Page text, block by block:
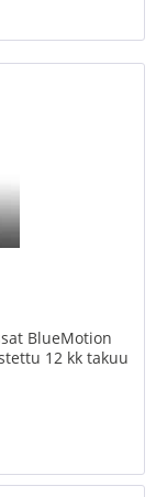
BlueMotion
12 kk takuu